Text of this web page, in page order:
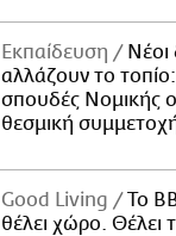
Εκπαίδευση
Νέοι
αλλάζουν το
σπουδές Νομικής
θεσμική
Good Living
Το
θέλει χώρο. Θέλει